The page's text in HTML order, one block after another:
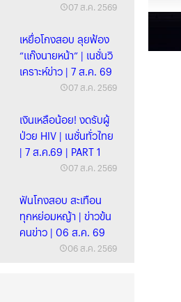
07 ส.ค. 2569
เหยื่อโกงสอบ ลุยฟ้อง
“แก๊งนายหน้า” | เนชั่นวิ
เคราะห์ข่าว | 7 ส.ค. 69
07 ส.ค. 2569
เงินเหลือน้อย! งดรับผู้
ป่วย HIV | เนชั่นทั่วไทย
| 7 ส.ค.69 | PART 1
07 ส.ค. 2569
ฟันโกงสอบ สะเทือน
ทุกหย่อมหญ้า | ข่าวข้น
คนข่าว | 06 ส.ค. 69
06 ส.ค. 2569